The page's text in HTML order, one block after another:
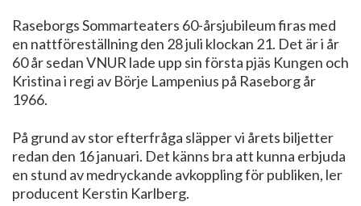
Raseborgs Sommarteaters 60-årsjubileum firas med
en nattföreställning den 28 juli klockan 21. Det är i år
60 år sedan VNUR lade upp sin första pjäs Kungen och
Kristina i regi av Börje Lampenius på Raseborg år
1966.
På grund av stor efterfråga släpper vi årets biljetter
redan den 16 januari. Det känns bra att kunna erbjuda
en stund av medryckande avkoppling för publiken, ler
producent Kerstin Karlberg.